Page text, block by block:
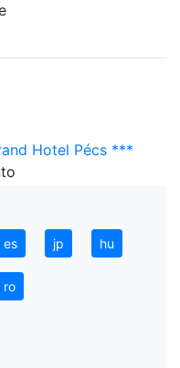
Hotel Pécs ***
es jp hu
ro